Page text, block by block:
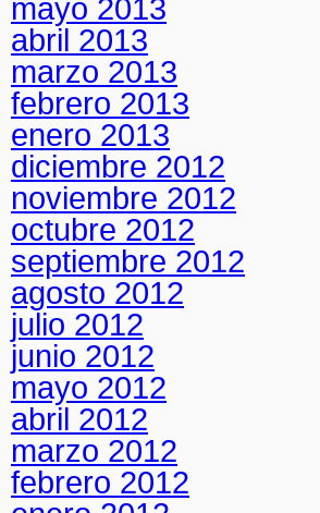
mayo 2013
abril 2013
marzo 2013
febrero 2013
enero 2013
diciembre 2012
noviembre 2012
octubre 2012
septiembre 2012
agosto 2012
julio 2012
junio 2012
mayo 2012
abril 2012
marzo 2012
febrero 2012